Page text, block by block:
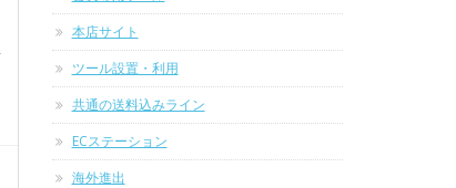
本店サイト
ツール設置・利用
共通の送料込みライン
ECステーション
海外進出